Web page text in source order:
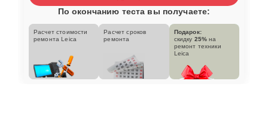
По окончанию теста вы получаете:
Расчет стоимости
ремонта Leica
Расчет сроков
ремонта
Подарок:
скидку 25% на
ремонт техники
Leica